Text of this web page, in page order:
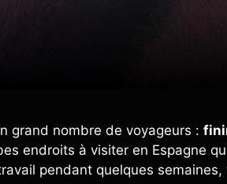
grand nombre de voyageurs :
endroits à visiter en Espagne
pendant quelques